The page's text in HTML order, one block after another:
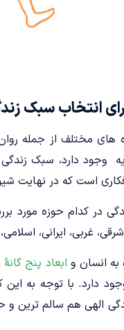
انتخاب سبک
های مختلف از جمله
وجود دارد، سبک
است که در نهایت
در کدام حوزه مورد
غربی، ایرانی،
انسان و ابعاد پنج
وجود دارد. با توجه
الهی هم سالم ترین